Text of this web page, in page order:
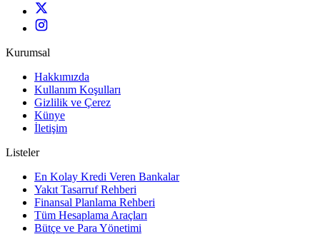
Kurumsal
Hakkımızda
Kullanım Koşulları
Gizlilik ve Çerez
Künye
İletişim
Listeler
En Kolay Kredi Veren Bankalar
Yakıt Tasarruf Rehberi
Finansal Planlama Rehberi
Tüm Hesaplama Araçları
Bütçe ve Para Yönetimi